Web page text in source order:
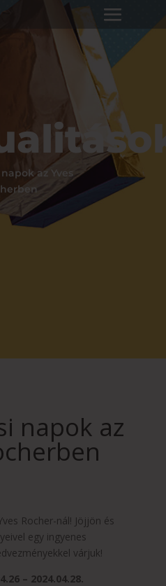
az Yves
napok az
Rocher-nál! Jöjjön és
egy ingyenes
várjuk!
– 2024.04.28.